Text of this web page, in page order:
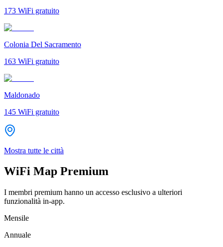
173 WiFi gratuito
Colonia Del Sacramento
163 WiFi gratuito
Maldonado
145 WiFi gratuito
Mostra tutte le città
WiFi Map Premium
I membri premium hanno un accesso esclusivo a ulteriori
funzionalità in-app.
Mensile
Annuale